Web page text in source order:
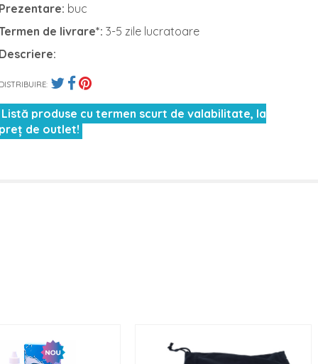
buc
de livrare*:3-5 zile lucratoare
Listă produse cu termen scurt de valabilitate, la
de outlet!